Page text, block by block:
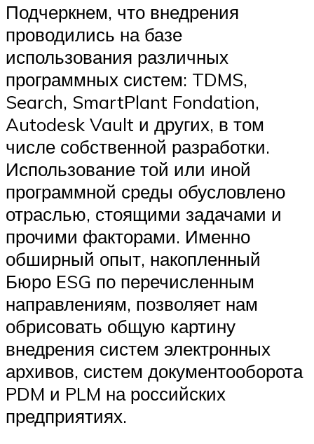
Подчеркнем, что внедрения
проводились на базе
использования различных
программных систем: TDMS,
Search, SmartPlant Fondation,
Autodesk Vault и других, в том
числе собственной разработки.
Использование той или иной
программной среды обусловлено
отраслью, стоящими задачами и
прочими факторами. Именно
обширный опыт, накопленный
Бюро ESG по перечисленным
направлениям, позволяет нам
обрисовать общую картину
внедрения систем электронных
архивов, систем документооборота
PDM и PLM на российских
предприятиях.